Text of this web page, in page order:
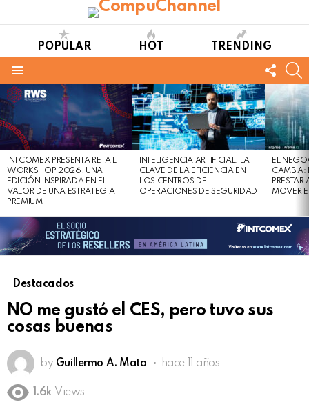
POPULAR HOT TRENDING
US
LATEST
STORIES
INTCOMEX PRESENTA RETAIL
WORKSHOP 2026, UNA
EDICIÓN INSPIRADA EN EL
VALOR DE UNA ESTRATEGIA
PREMIUM
INTELIGENCIA ARTIFICIAL: LA
CLAVE DE LA EFICIENCIA EN
LOS CENTROS DE
OPERACIONES DE SEGURIDAD
EL
CAMBIA:
MOVER
Destacados
NO me gustó el CES, pero tuvo sus
cosas buenas
by Guillermo A. Mata hace 11 años
1.6k Views